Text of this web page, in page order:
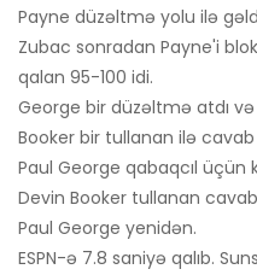
Payne düzəltmə yolu ilə
Zubac sonradan Payne'i
qalan 95-100 idi.
George bir düzəltmə atdı
Booker bir tullanan ilə
Paul George qabaqcıl üçün
Devin Booker tullanan
Paul George yenidən.
ESPN-ə 7.8 saniyə qalıb.